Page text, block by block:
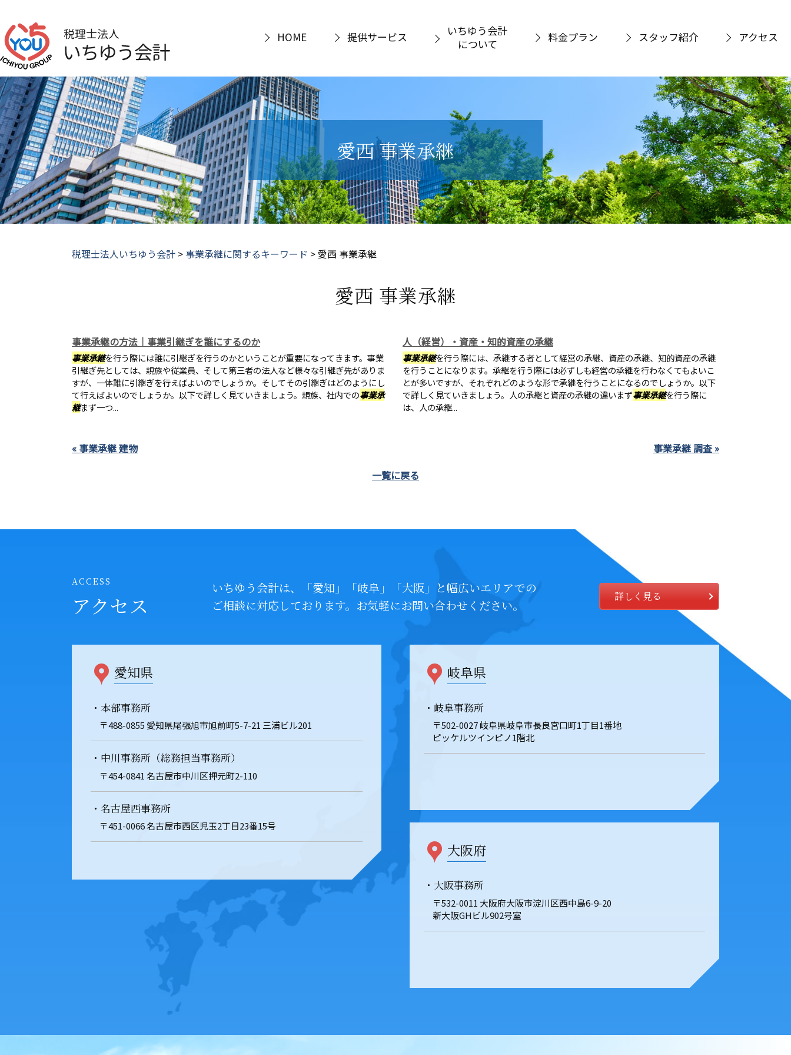
HOME 提供サービス
いちゆう会計
について
料金プラン スタッフ紹介 アクセス
愛西 事業承継
税理士法人いちゆう会計 > 事業承継に関するキーワード > 愛西 事業承継
愛西 事業承継
事業承継の方法｜事業引継ぎを誰にするのか
事業承継を行う際には誰に引継ぎを行うのかということが重要になってきます。事業
引継ぎ先としては、親族や従業員、そして第三者の法人など様々な引継ぎ先がありま
すが、一体誰に引継ぎを行えばよいのでしょうか。そしてその引継ぎはどのようにし
て行えばよいのでしょうか。以下で詳しく見ていきましょう。親族、社内での事業承
継まず一つ...
人（経営）・資産・知的資産の承継
事業承継を行う際には、承継する者として経営の承継、資産の承継、知的資産の承継
を行うことになります。承継を行う際には必ずしも経営の承継を行わなくてもよいこ
とが多いですが、それぞれどのような形で承継を行うことになるのでしょうか。以下
で詳しく見ていきましょう。人の承継と資産の承継の違いまず事業承継を行う際に
は、人の承継...
« 事業承継 建物
事業承継 調査 »
一覧に戻る
ACCESS
アクセス
いちゆう会計は、「愛知」「岐阜」「大阪」と幅広いエリアでの
ご相談に対応しております。お気軽にお問い合わせください。
詳しく見る
愛知県
・本部事務所
〒488-0855 愛知県尾張旭市旭前町5-7-21 三浦ビル201
・中川事務所（総務担当事務所）
〒454-0841 名古屋市中川区押元町2-110
・名古屋西事務所
〒451-0066 名古屋市西区児玉2丁目23番15号
岐阜県
・岐阜事務所
〒502-0027 岐阜県岐阜市長良宮口町1丁目1番地
ピッケルツインピノ1階北
大阪府
・大阪事務所
〒532-0011 大阪府大阪市淀川区西中島6-9-20
新大阪GHビル902号室